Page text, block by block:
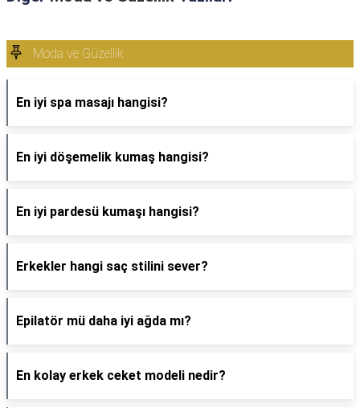
Moda ve Güzellik
En iyi spa masajı hangisi?
En iyi döşemelik kumaş hangisi?
En iyi pardesü kumaşı hangisi?
Erkekler hangi saç stilini sever?
Epilatör mü daha iyi ağda mı?
En kolay erkek ceket modeli nedir?